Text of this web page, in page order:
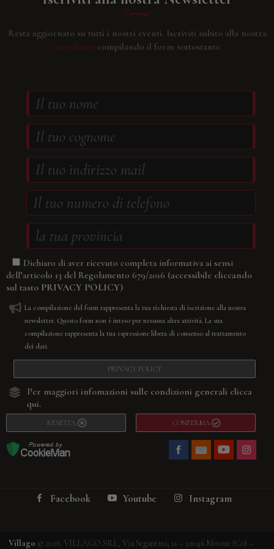
Resta aggiornato su tutti i nostri eventi. Iscriviti subito alla nostra
newsletter compilando il form sottostante
Dichiaro di aver ricevuto completa informativa ai sensi
dell’articolo 13 del Regolamento 679/2016 (accessibile cliccando
sul tasto PRIVACY POLICY)
La compilazione del form rappresenta la tua richiesta di iscrizione alla nostra
newsletter. Questo form non è inteso per nessuna altra attività. La sua
compilazione rappresenta la tua espressione libera di consenso al trattamento
dei dati.
PRIVACY POLICY
Per maggiori infomazioni sulle condizioni generali clicca
qui.
RESETTA CONFERMA
Facebook Youtube Instagram
Villago © 2026. VILLAGO SRL, Via Segantini, 11 – 22046 Merone (Co) –